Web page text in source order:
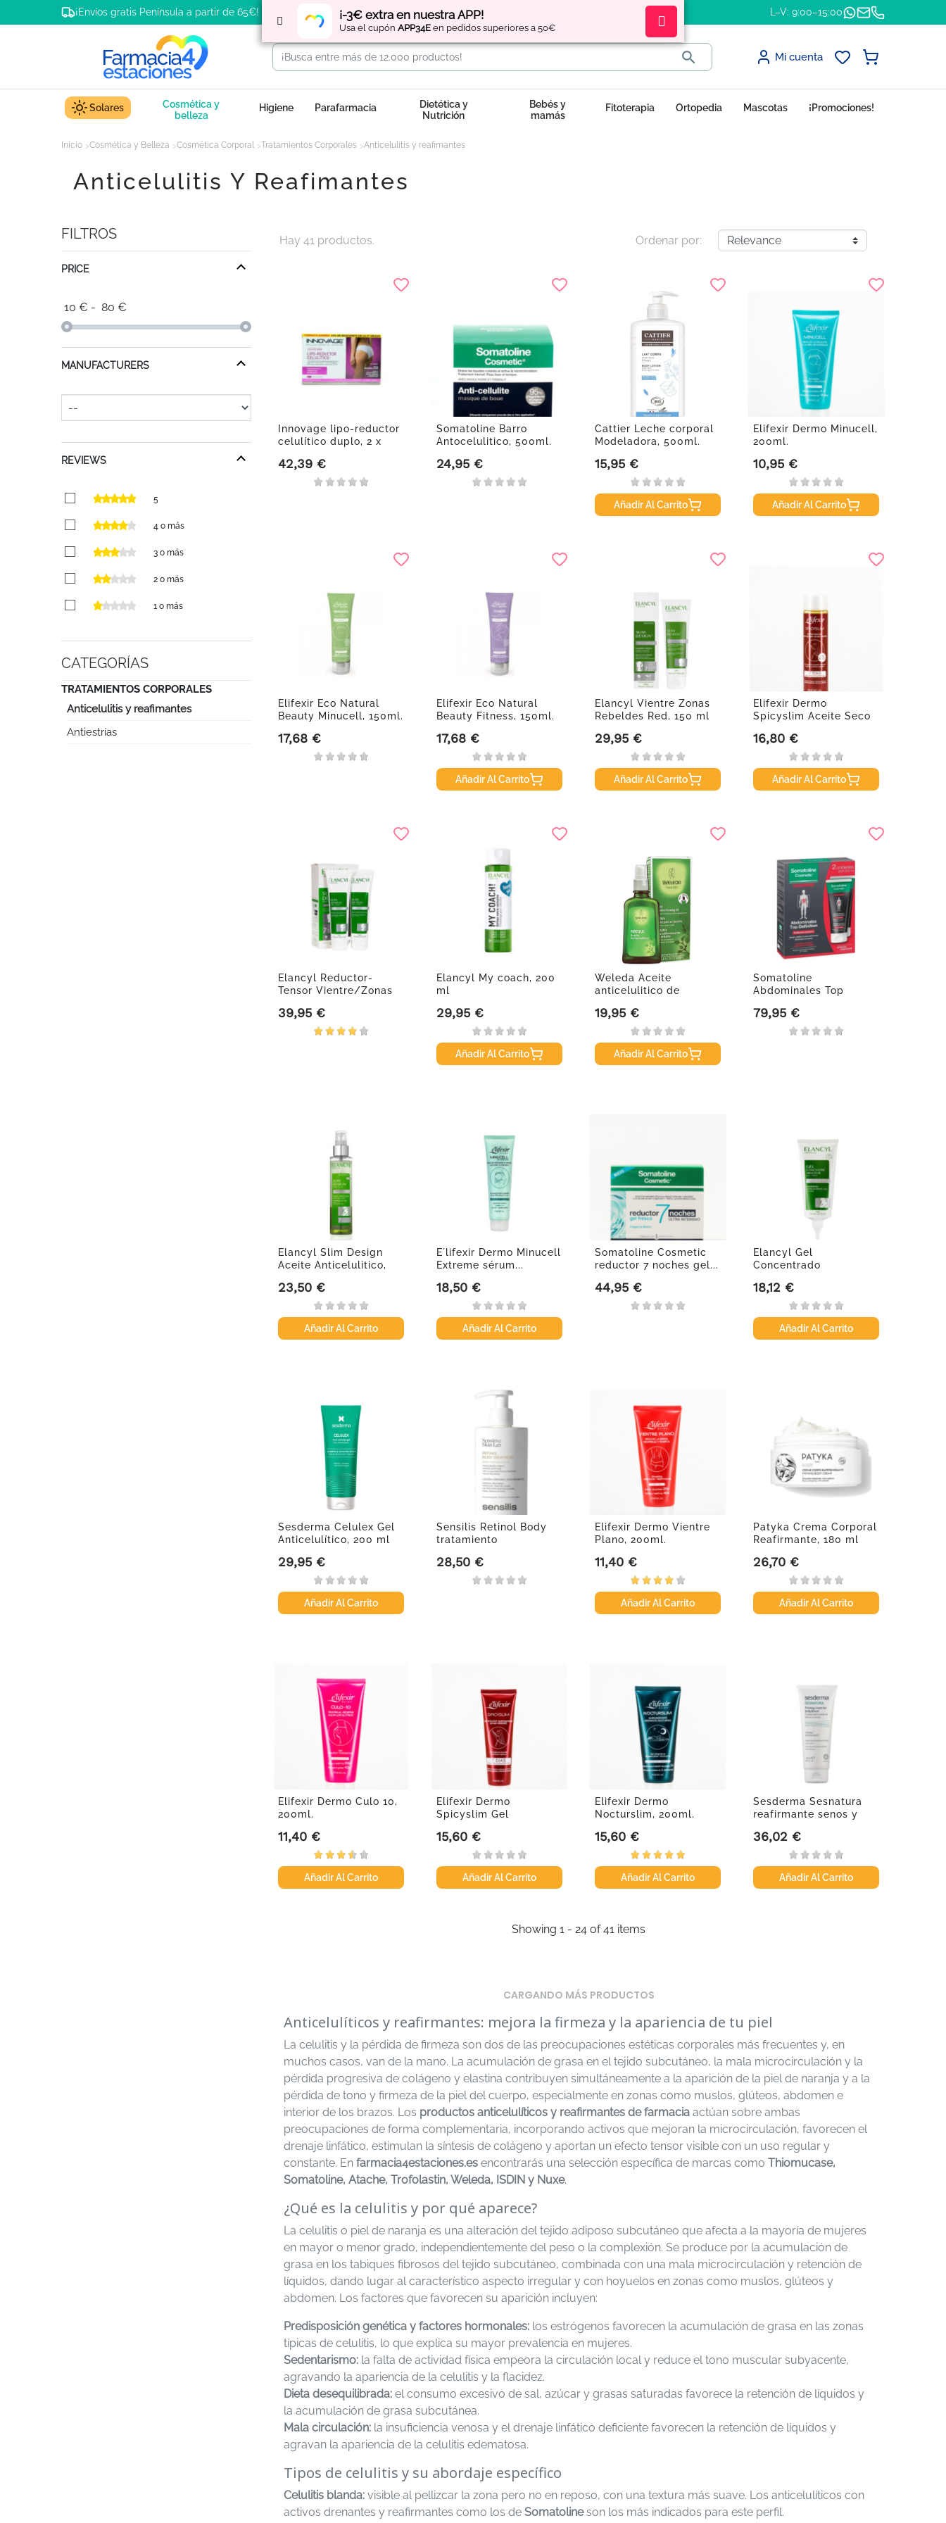
¡-3€ extra en nuestra APP!
Usa el cupón APP34E en pedidos superiores a 50€
¡Envíos gratis Península a partir de 65€! Regístratey obtén L–V: 9:00–15:00
 Mi cuenta
Solares
Cosmética y
belleza
Higiene Parafarmacia
Dietética y
Nutrición
Bebés y
mamás
Fitoterapia Ortopedia Mascotas ¡Promociones!
Inicio Cosmética y Belleza Cosmética Corporal Tratamientos Corporales Anticelulitis y reafimantes
Anticelulitis Y Reafimantes
FILTROS
PRICE
10 € - 80 €
MANUFACTURERS
REVIEWS
5
4 o más
3 o más
2 o más
1 o más
CATEGORÍAS
TRATAMIENTOS CORPORALES
Anticelulitis y reafimantes
Antiestrías
Hay 41 productos. Ordenar por:
Innovage lipo-reductor
celulítico duplo, 2 x
Precio
42,39 €
Somatoline Barro
Antocelulitico, 500ml.
Precio
24,95 €
Cattier Leche corporal
Modeladora, 500ml.
Precio
15,95 €
Añadir Al Carrito
Elifexir Dermo Minucell,
200ml.
Precio
10,95 €
Añadir Al Carrito
Elifexir Eco Natural
Beauty Minucell, 150ml.
Precio
17,68 €
Elifexir Eco Natural
Beauty Fitness, 150ml.
Precio
17,68 €
Añadir Al Carrito
Elancyl Vientre Zonas
Rebeldes Red, 150 ml
Precio
29,95 €
Añadir Al Carrito
Elifexir Dermo
Spicyslim Aceite Seco
Precio
16,80 €
Añadir Al Carrito
Elancyl Reductor-
Tensor Vientre/Zonas
Precio
39,95 €
Elancyl My coach, 200
ml
Precio
29,95 €
Añadir Al Carrito
Weleda Aceite
anticelulitico de
Precio
19,95 €
Añadir Al Carrito
Somatoline
Abdominales Top
Precio
79,95 €
Elancyl Slim Design
Aceite Anticelulitico,
Precio
23,50 €
Añadir Al Carrito
E´lifexir Dermo Minucell
Extreme sérum...
Precio
18,50 €
Añadir Al Carrito
Somatoline Cosmetic
reductor 7 noches gel...
Precio
44,95 €
Elancyl Gel
Concentrado
Precio
18,12 €
Añadir Al Carrito
Sesderma Celulex Gel
Anticelulítico, 200 ml
Precio
29,95 €
Añadir Al Carrito
Sensilis Retinol Body
tratamiento
Precio
28,50 €
Elifexir Dermo Vientre
Plano, 200ml.
Precio
11,40 €
Añadir Al Carrito
Patyka Crema Corporal
Reafirmante, 180 ml
Precio
26,70 €
Añadir Al Carrito
Elifexir Dermo Culo 10,
200ml.
Precio
11,40 €
Añadir Al Carrito
Elifexir Dermo
Spicyslim Gel
Precio
15,60 €
Añadir Al Carrito
Elifexir Dermo
Nocturslim, 200ml.
Precio
15,60 €
Añadir Al Carrito
Sesderma Sesnatura
reafirmante senos y
Precio
36,02 €
Añadir Al Carrito
Showing 1 - 24 of 41 items
CARGANDO MÁS PRODUCTOS
Anticelulíticos y reafirmantes: mejora la firmeza y la apariencia de tu piel
La celulitis y la pérdida de firmeza son dos de las preocupaciones estéticas corporales más frecuentes y, en
muchos casos, van de la mano. La acumulación de grasa en el tejido subcutáneo, la mala microcirculación y la
pérdida progresiva de colágeno y elastina contribuyen simultáneamente a la aparición de la piel de naranja y a la
pérdida de tono y firmeza de la piel del cuerpo, especialmente en zonas como muslos, glúteos, abdomen e
interior de los brazos. Los productos anticelulíticos y reafirmantes de farmacia actúan sobre ambas
preocupaciones de forma complementaria, incorporando activos que mejoran la microcirculación, favorecen el
drenaje linfático, estimulan la síntesis de colágeno y aportan un efecto tensor visible con un uso regular y
constante. En farmacia4estaciones.es encontrarás una selección específica de marcas como Thiomucase,
Somatoline, Atache, Trofolastin, Weleda, ISDIN y Nuxe.
¿Qué es la celulitis y por qué aparece?
La celulitis o piel de naranja es una alteración del tejido adiposo subcutáneo que afecta a la mayoría de mujeres
en mayor o menor grado, independientemente del peso o la complexión. Se produce por la acumulación de
grasa en los tabiques fibrosos del tejido subcutáneo, combinada con una mala microcirculación y retención de
líquidos, dando lugar al característico aspecto irregular y con hoyuelos en zonas como muslos, glúteos y
abdomen. Los factores que favorecen su aparición incluyen:
Predisposición genética y factores hormonales: los estrógenos favorecen la acumulación de grasa en las zonas
típicas de celulitis, lo que explica su mayor prevalencia en mujeres.
Sedentarismo: la falta de actividad física empeora la circulación local y reduce el tono muscular subyacente,
agravando la apariencia de la celulitis y la flacidez.
Dieta desequilibrada: el consumo excesivo de sal, azúcar y grasas saturadas favorece la retención de líquidos y
la acumulación de grasa subcutánea.
Mala circulación: la insuficiencia venosa y el drenaje linfático deficiente favorecen la retención de líquidos y
agravan la apariencia de la celulitis edematosa.
Tipos de celulitis y su abordaje específico
Celulitis blanda: visible al pellizcar la zona pero no en reposo, con una textura más suave. Los anticelulíticos con
activos drenantes y reafirmantes como los de Somatolineson los más indicados para este perfil.